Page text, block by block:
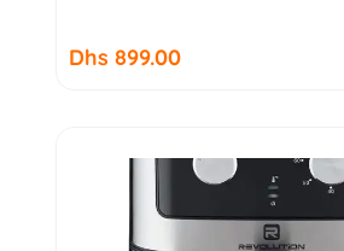
Dhs 899.00